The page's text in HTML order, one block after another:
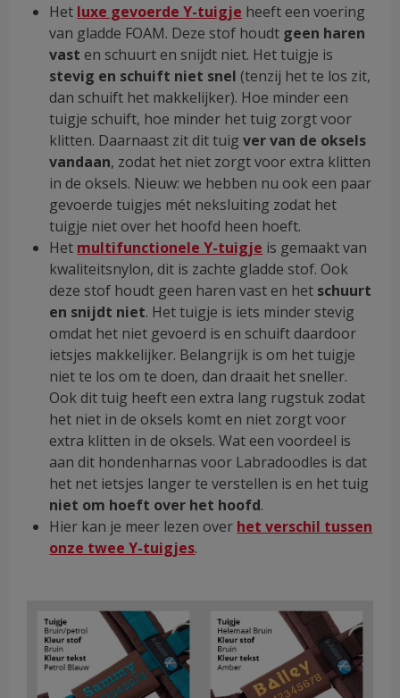
Het luxe gevoerde Y-tuigje heeft een voering
van gladde FOAM. Deze stof houdt geen haren
vast en schuurt en snijdt niet. Het tuigje is
stevig en schuift niet snel (tenzij het te los zit,
dan schuift het makkelijker). Hoe minder een
tuigje schuift, hoe minder het tuig zorgt voor
klitten. Daarnaast zit dit tuigver van de oksels
vandaan, zodat het niet zorgt voor extra klitten
in de oksels. Nieuw: we hebben nu ook een paar
gevoerde tuigjes mét neksluiting zodat het
tuigje niet over het hoofd heen hoeft.
Het multifunctionele Y-tuigje is gemaakt van
kwaliteitsnylon, dit is zachte gladde stof. Ook
deze stof houdt geen haren vast en het schuurt
en snijdt niet. Het tuigje is iets minder stevig
omdat het niet gevoerd is en schuift daardoor
ietsjes makkelijker. Belangrijk is om het tuigje
niet te los om te doen, dan draait het sneller.
Ook dit tuig heeft een extra lang rugstuk zodat
het niet in de oksels komt en niet zorgt voor
extra klitten in de oksels. Wat een voordeel is
aan dit hondenharnas voor Labradoodles is dat
het net ietsjes langer te verstellen is en het tuig
niet om hoeft over het hoofd.
Hier kan je meer lezen over het verschil tussen
onze twee Y-tuigjes.